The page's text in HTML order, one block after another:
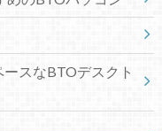
スなBTOデスクト